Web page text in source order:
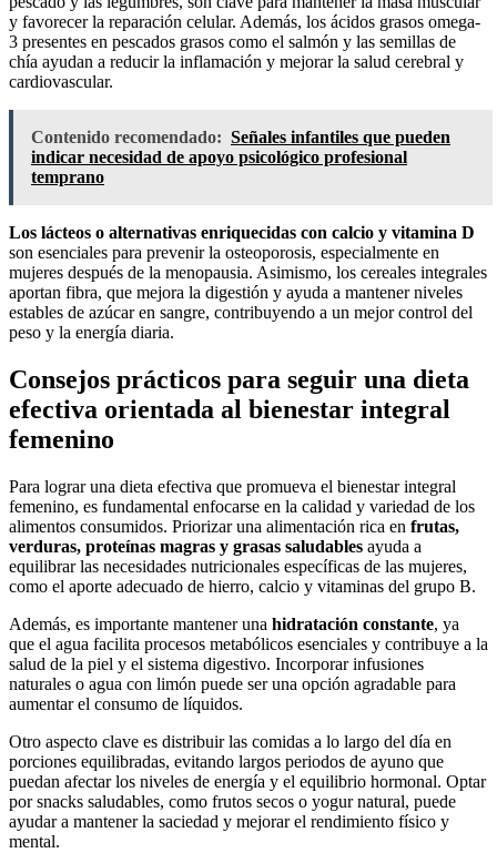
y favorecer la reparación celular. Además, los ácidos grasos omega-
3 presentes en pescados grasos como el salmón y las semillas de
chía ayudan a reducir la inflamación y mejorar la salud cerebral y
cardiovascular.
Contenido recomendado: Señales infantiles que pueden
indicar necesidad de apoyo psicológico profesional
temprano
Los lácteos o alternativas enriquecidas con calcio y vitamina D
son esenciales para prevenir la osteoporosis, especialmente en
mujeres después de la menopausia. Asimismo, los cereales integrales
aportan fibra, que mejora la digestión y ayuda a mantener niveles
estables de azúcar en sangre, contribuyendo a un mejor control del
peso y la energía diaria.
Consejos prácticos para seguir una dieta
efectiva orientada al bienestar integral
femenino
Para lograr una dieta efectiva que promueva el bienestar integral
femenino, es fundamental enfocarse en la calidad y variedad de los
alimentos consumidos. Priorizar una alimentación rica en frutas,
verduras, proteínas magras y grasas saludables ayuda a
equilibrar las necesidades nutricionales específicas de las mujeres,
como el aporte adecuado de hierro, calcio y vitaminas del grupo B.
Además, es importante mantener una hidratación constante, ya
que el agua facilita procesos metabólicos esenciales y contribuye a la
salud de la piel y el sistema digestivo. Incorporar infusiones
naturales o agua con limón puede ser una opción agradable para
aumentar el consumo de líquidos.
Otro aspecto clave es distribuir las comidas a lo largo del día en
porciones equilibradas, evitando largos periodos de ayuno que
puedan afectar los niveles de energía y el equilibrio hormonal. Optar
por snacks saludables, como frutos secos o yogur natural, puede
ayudar a mantener la saciedad y mejorar el rendimiento físico y
mental.